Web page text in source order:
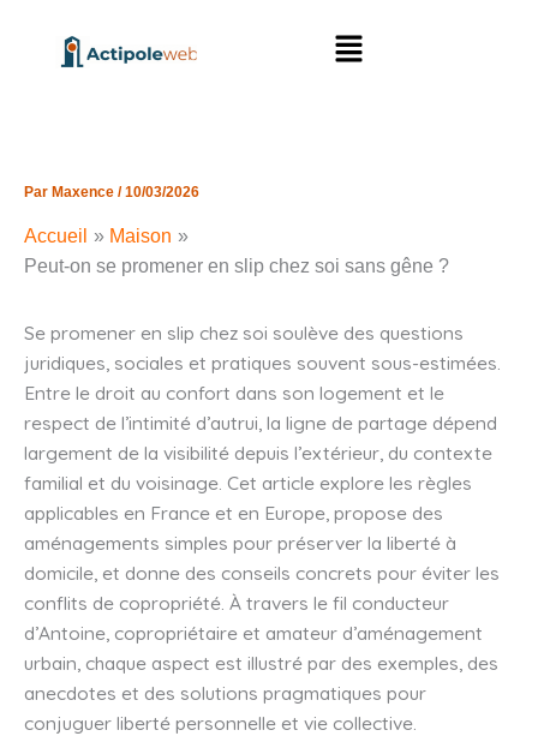
contenu
Menu
Par Maxence /10/03/2026
Accueil
Maison
Peut-on se promener en slip chez soi sans gêne ?
Se promener en slip chez soi soulève des questions
juridiques, sociales et pratiques souvent sous-estimées.
Entre le droit au confort dans son logement et le
respect de l’intimité d’autrui, la ligne de partage dépend
largement de la visibilité depuis l’extérieur, du contexte
familial et du voisinage. Cet article explore les règles
applicables en France et en Europe, propose des
aménagements simples pour préserver la liberté à
domicile, et donne des conseils concrets pour éviter les
conflits de copropriété. À travers le fil conducteur
d’Antoine, copropriétaire et amateur d’aménagement
urbain, chaque aspect est illustré par des exemples, des
anecdotes et des solutions pragmatiques pour
conjuguer liberté personnelle et vie collective.